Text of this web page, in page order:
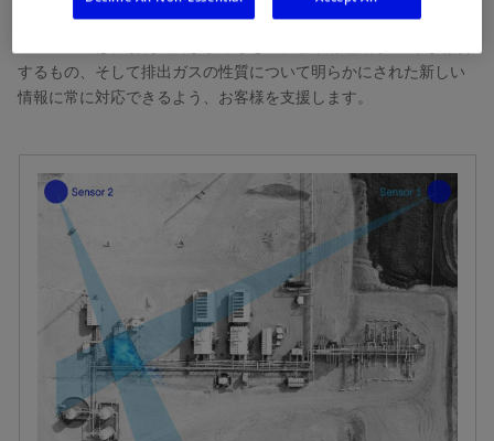
されるにつれ、より複雑なリスク管理が必要となります。シュル
するもの、そして排出ガスの性質について明らかにされた新しい
情報に常に対応できるよう、お客様を支援します。